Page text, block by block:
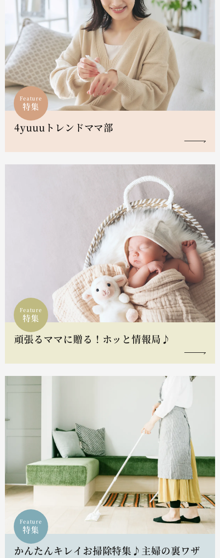
Feature
特集
4yuuuトレンドママ部
Feature
特集
頑張るママに贈る！ホッと情報局♪
Feature
特集
かんたんキレイお掃除特集♪主婦の裏ワザ